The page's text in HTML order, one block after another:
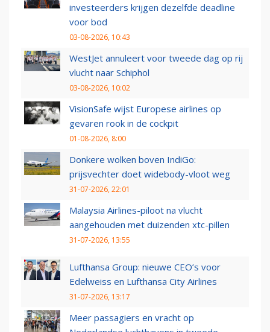
investeerders krijgen dezelfde deadline
voor bod
03-08-2026, 10:43
WestJet annuleert voor tweede dag op rij
vlucht naar Schiphol
03-08-2026, 10:02
VisionSafe wijst Europese airlines op
gevaren rook in de cockpit
01-08-2026, 8:00
Donkere wolken boven IndiGo:
prijsvechter doet widebody-vloot weg
31-07-2026, 22:01
Malaysia Airlines-piloot na vlucht
aangehouden met duizenden xtc-pillen
31-07-2026, 13:55
Lufthansa Group: nieuwe CEO’s voor
Edelweiss en Lufthansa City Airlines
31-07-2026, 13:17
Meer passagiers en vracht op